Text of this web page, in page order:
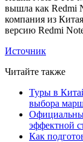
вышла как Redmi
компания из
версию Redmi
Источник
Читайте также
Туры в
выбора
эффектной
Как